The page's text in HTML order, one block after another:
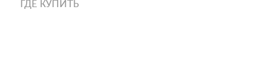
ГДЕ КУПИТЬ